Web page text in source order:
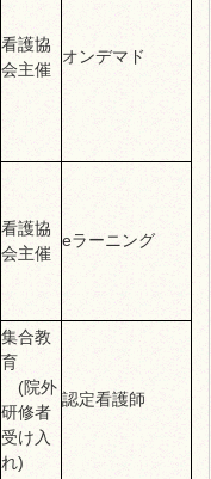
看護協
会主催
オンデマド
看護協
会主催
eラーニング
集合教
育
(院外
研修者
受け入
れ)
認定看護師